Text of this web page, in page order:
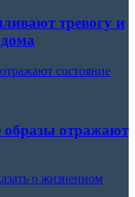
тревогу и
состояние
образы отражают
о жизненном